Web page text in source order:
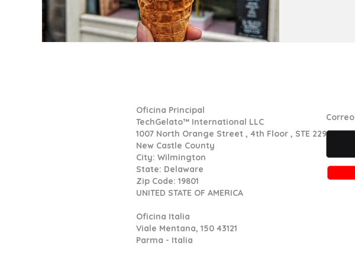
Oficina Principal
TechGelato™ International LLC
1007 North Orange Street , 4th Floor , STE 229,
New Castle County
City: Wilmington
State: Delaware
Zip Code: 19801
UNITED STATE OF AMERICA​
Oficina Italia
Viale Mentana, 150 43121
Parma - Italia
Correo